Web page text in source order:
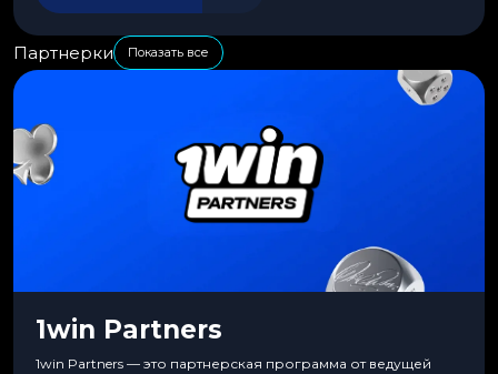
Партнерки Показать все
1win Partners
1win Partners — это партнерская программа от ведущей